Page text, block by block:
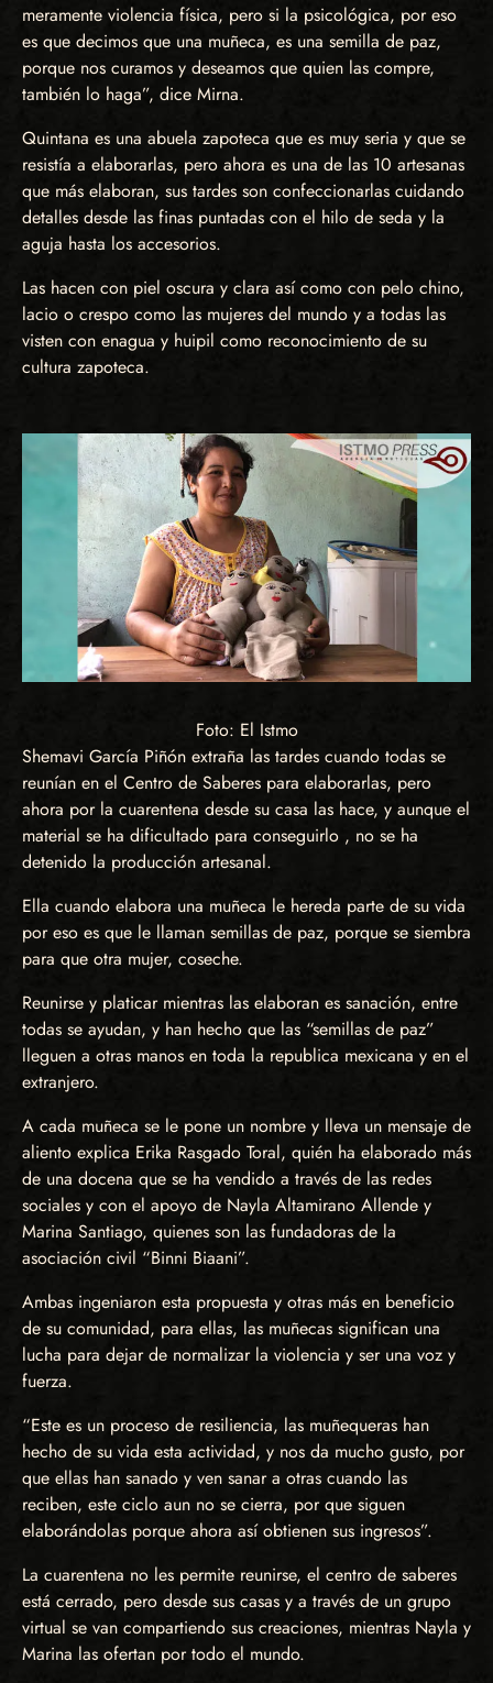
meramente violencia física, pero si la psicológica, por eso
es que decimos que una muñeca, es una semilla de paz,
porque nos curamos y deseamos que quien las compre,
también lo haga”, dice Mirna.
Quintana es una abuela zapoteca que es muy seria y que se
resistía a elaborarlas, pero ahora es una de las 10 artesanas
que más elaboran, sus tardes son confeccionarlas cuidando
detalles desde las finas puntadas con el hilo de seda y la
aguja hasta los accesorios.
Las hacen con piel oscura y clara así como con pelo chino,
lacio o crespo como las mujeres del mundo y a todas las
visten con enagua y huipil como reconocimiento de su
cultura zapoteca.
Foto: El Istmo
Shemavi García Piñón extraña las tardes cuando todas se
reunían en el Centro de Saberes para elaborarlas, pero
ahora por la cuarentena desde su casa las hace, y aunque el
material se ha dificultado para conseguirlo , no se ha
detenido la producción artesanal.
Ella cuando elabora una muñeca le hereda parte de su vida
por eso es que le llaman semillas de paz, porque se siembra
para que otra mujer, coseche.
Reunirse y platicar mientras las elaboran es sanación, entre
todas se ayudan, y han hecho que las “semillas de paz”
lleguen a otras manos en toda la republica mexicana y en el
extranjero.
A cada muñeca se le pone un nombre y lleva un mensaje de
aliento explica Erika Rasgado Toral, quién ha elaborado más
de una docena que se ha vendido a través de las redes
sociales y con el apoyo de Nayla Altamirano Allende y
Marina Santiago, quienes son las fundadoras de la
asociación civil “Binni Biaani”.
Ambas ingeniaron esta propuesta y otras más en beneficio
de su comunidad, para ellas, las muñecas significan una
lucha para dejar de normalizar la violencia y ser una voz y
fuerza.
“Este es un proceso de resiliencia, las muñequeras han
hecho de su vida esta actividad, y nos da mucho gusto, por
que ellas han sanado y ven sanar a otras cuando las
reciben, este ciclo aun no se cierra, por que siguen
elaborándolas porque ahora así obtienen sus ingresos”.
La cuarentena no les permite reunirse, el centro de saberes
está cerrado, pero desde sus casas y a través de un grupo
virtual se van compartiendo sus creaciones, mientras Nayla y
Marina las ofertan por todo el mundo.